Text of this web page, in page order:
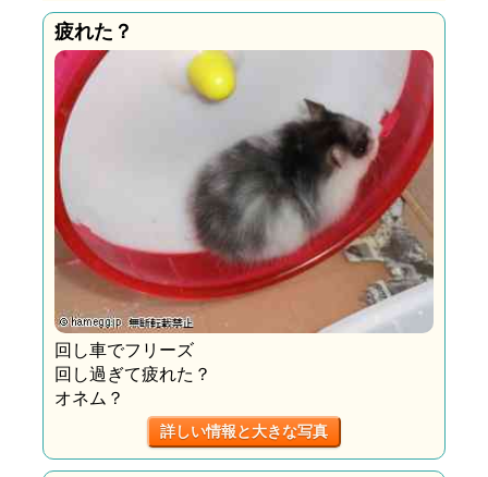
疲れた？
回し車でフリーズ
回し過ぎて疲れた？
オネム？
詳しい情報と大きな写真